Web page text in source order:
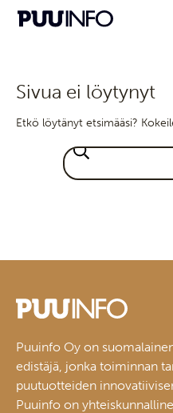
Sivua ei löytynyt
Etkö löytänyt etsimääsi?
Puuinfo Oy on
edistäjä, jonka toiminnan
puutuotteiden
Puuinfo on